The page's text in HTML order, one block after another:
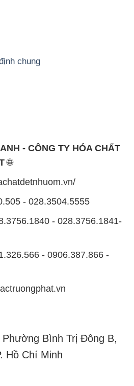
- 0906.387.866 -
Phường Bình Trị Đông B,
Chí Minh
, là một đơn vị
phối các loại hóa chất
đáp ứng nhu cầu sử
đến sự hài lòng và đáp ứng
hàng với tiêu chí hàng đầu.
sản phẩm hóa chất với